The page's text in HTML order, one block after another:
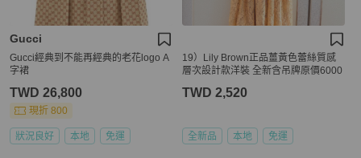
Gucci
Gucci經典到不能再經典的老花logo A
字裙
TWD 26,800
現折 800
狀況良好 本地 免運
19）Lily Brown正品薑黃色蕾絲質感
層次設計款洋裝 全新含吊牌原價6000
TWD 2,520
全新品 本地 免運